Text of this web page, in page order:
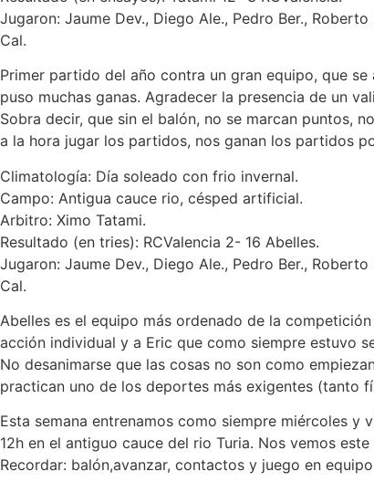
Jugaron: Jaume Dev., Diego Ale., Pedro Ber.,
Cal.
Primer partido del año contra un gran equipo, que
puso muchas ganas. Agradecer la presencia de un
Sobra decir, que sin el balón, no se marcan puntos,
a la hora jugar los partidos, nos ganan los partidos
Climatología: Día soleado con frio invernal.
Campo: Antigua cauce rio, césped artificial.
Arbitro: Ximo Tatami.
Resultado (en tries): RCValencia 2- 16 Abelles.
Jugaron: Jaume Dev., Diego Ale., Pedro Ber.,
Cal.
Abelles es el equipo más ordenado de la
acción individual y a Eric que como siempre estuvo
No desanimarse que las cosas no son como
practican uno de los deportes más exigentes (tanto
Esta semana entrenamos como siempre miércoles y
12h en el antiguo cauce del rio Turia. Nos vemos este
Recordar: balón,avanzar, contactos y juego en